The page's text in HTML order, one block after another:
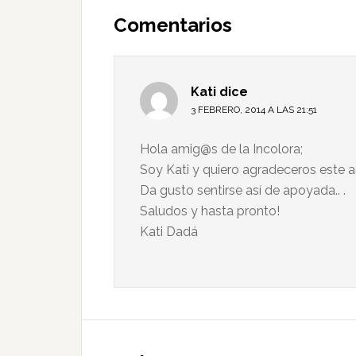
Comentarios
Kati dice
3 FEBRERO, 2014 A LAS 21:51
Hola amig@s de la Incolora;
Soy Kati y quiero agradeceros este
Da gusto sentirse así de apoyada.. .
Saludos y hasta pronto!
Kati Dadá